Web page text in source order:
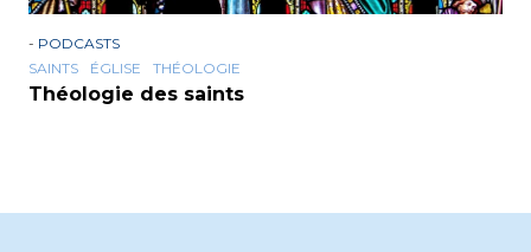
- PODCASTS
SAINTS
ÉGLISE THÉOLOGIE
Théologie des saints